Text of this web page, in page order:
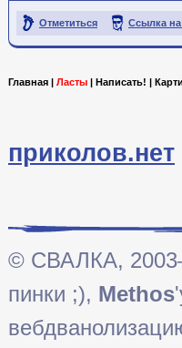
Отметиться Ссылка на
Главная Ласты Написать!
приколов.нет
© СВАЛКА,
пинки ;), Methos